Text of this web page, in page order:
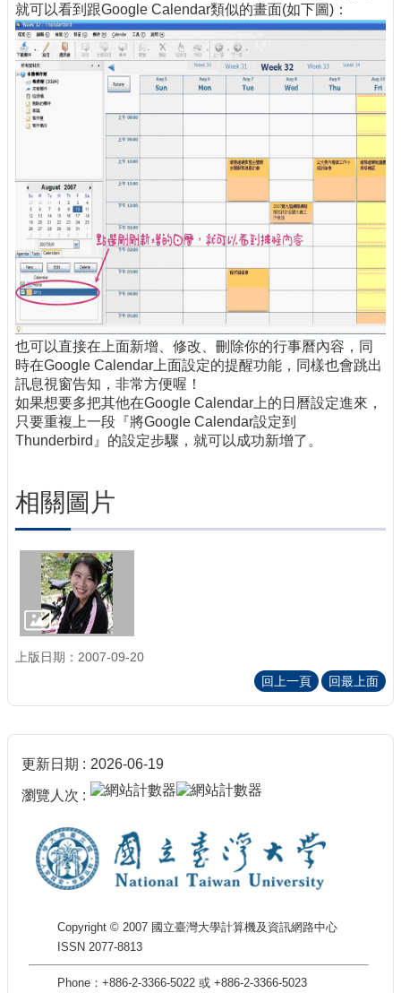
就可以看到跟Google Calendar類似的畫面(如下圖)：
也可以直接在上面新增、修改、刪除你的行事曆內容，同
時在Google Calendar上面設定的提醒功能，同樣也會跳出
訊息視窗告知，非常方便喔！
如果想要多把其他在Google Calendar上的日曆設定進來，
只要重複上一段『將Google Calendar設定到
Thunderbird』的設定步驟，就可以成功新增了。
相關圖片
上版日期：2007-09-20
回上一頁
回最上面
更新日期 2026-06-19
瀏覽人次
Copyright © 2007 國立臺灣大學計算機及資訊網路中心
ISSN 2077-8813
Phone：+886-2-3366-5022 或 +886-2-3366-5023